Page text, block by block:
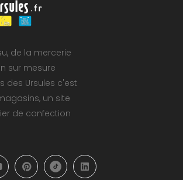
de la mercerie
sur mesure
des Ursules c'est
un site
de confection